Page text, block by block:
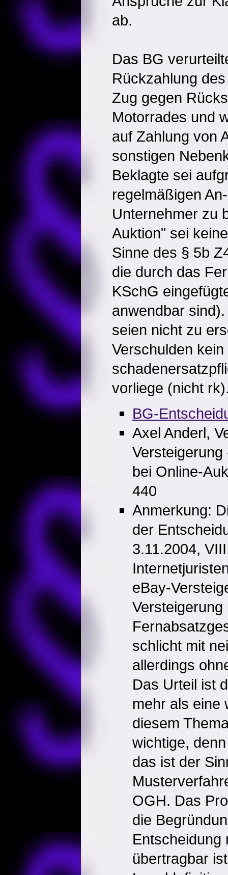
ab.
Das BG
Rückzahlung
Zug gegen
Motorrades und
auf Zahlung von
sonstigen
Beklagte sei
regelmäßigen
Unternehmer zu
Auktion" sei
Sinne des § 5b
die durch das
KSchG
anwendbar
seien nicht zu
Verschulden kein
vorliege (nicht
BG-
Axel Anderl,
bei Online-
440
Anmerkung:
der
3.11.2004,
eBay-
schlicht mit
allerdings
Das Urteil ist
mehr als eine
diesem
wichtige,
das ist der
OGH. Das
die
Entscheidung
übertragbar